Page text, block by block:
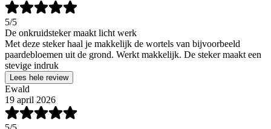
5/5
De onkruidsteker maakt licht werk
Met deze steker haal je makkelijk de wortels van bijvoorbeeld
paardebloemen uit de grond. Werkt makkelijk. De steker maakt een
stevige indruk
Lees hele review
Ewald
19 april 2026